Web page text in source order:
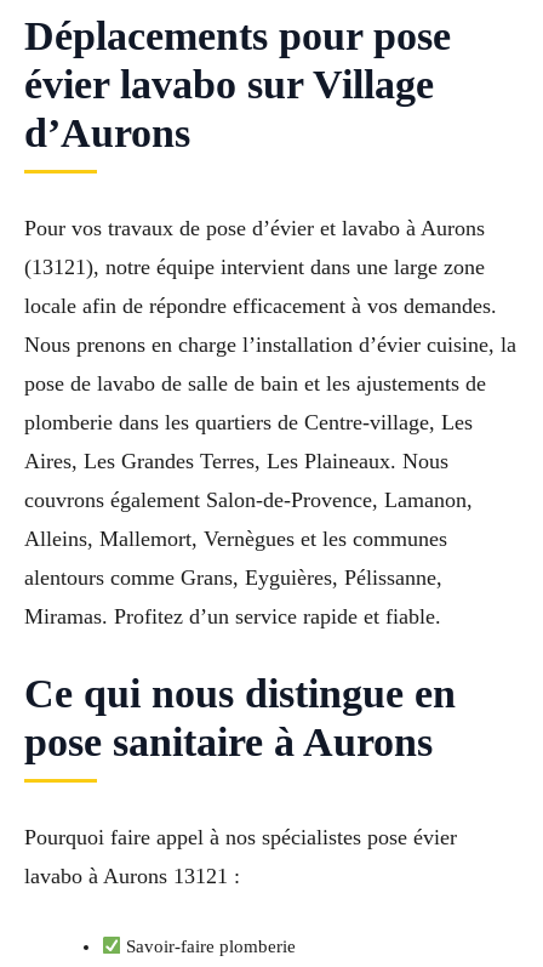
Déplacements pour pose
évier lavabo sur Village
d’Aurons
Pour vos travaux de pose d’évier et lavabo à Aurons
(13121), notre équipe intervient dans une large zone
locale afin de répondre efficacement à vos demandes.
Nous prenons en charge l’installation d’évier cuisine, la
pose de lavabo de salle de bain et les ajustements de
plomberie dans les quartiers de Centre-village, Les
Aires, Les Grandes Terres, Les Plaineaux. Nous
couvrons également Salon-de-Provence, Lamanon,
Alleins, Mallemort, Vernègues et les communes
alentours comme Grans, Eyguières, Pélissanne,
Miramas. Profitez d’un service rapide et fiable.
Ce qui nous distingue en
pose sanitaire à Aurons
Pourquoi faire appel à nos spécialistes pose évier
lavabo à Aurons 13121 :
Savoir-faire plomberie